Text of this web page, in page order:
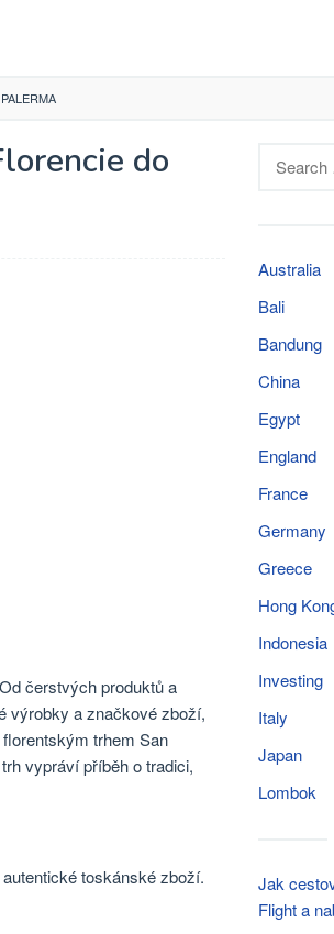
do
čerstvých produktů a
výrobky a značkové zboží,
trhem San
vypráví příběh o tradici,
toskánské zboží.
Australia
Bali
Bandung
China
Egypt
England
France
Germany
Greece
Hong
Indonesia
Investing
Italy
Japan
Lombok
Jak
Flight a